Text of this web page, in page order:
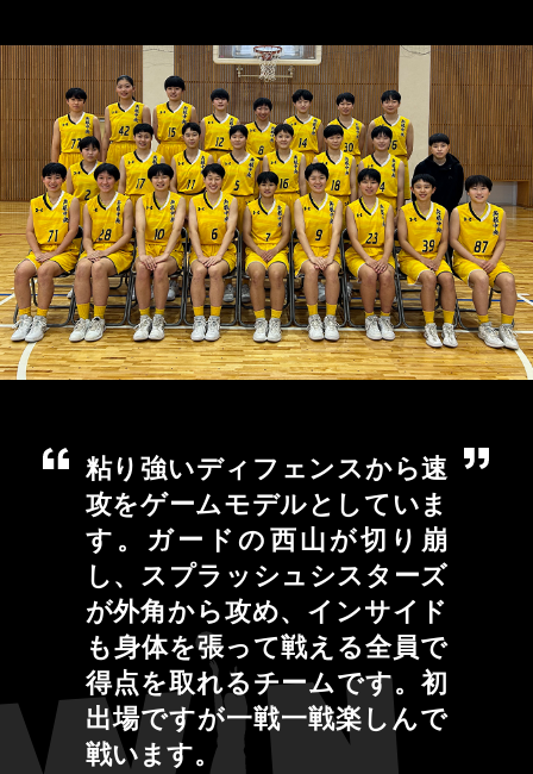
粘り強いディフェンスから速
攻をゲームモデルとしていま
す。ガードの西山が切り崩
し、スプラッシュシスターズ
が外角から攻め、インサイド
も身体を張って戦える全員で
得点を取れるチームです。初
出場ですが一戦一戦楽しんで
戦います。